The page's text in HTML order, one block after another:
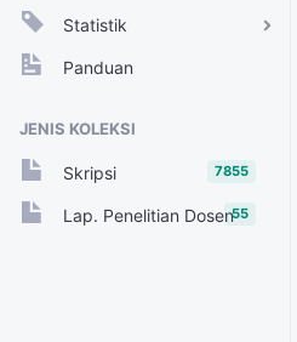
Statistik
View Harian
Rekap View Bulanan
Rekap View Harian
Panduan
JENIS KOLEKSI
Skripsi 7855
Lap. Penelitian Dosen55